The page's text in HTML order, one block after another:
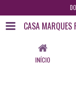
CASA MARQUES
INÍCIO